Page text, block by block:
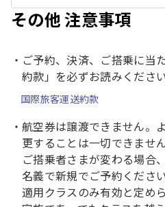
その他 注意事項
ご予約、決済、ご搭乗に当
約款」を必ずお読みください
国際旅客運送約款
航空券は譲渡できません。
更することは一切できません
ご搭乗者さまが変わる場合
名義で新規でご予約くださ
適用クラスのみ有効と定め